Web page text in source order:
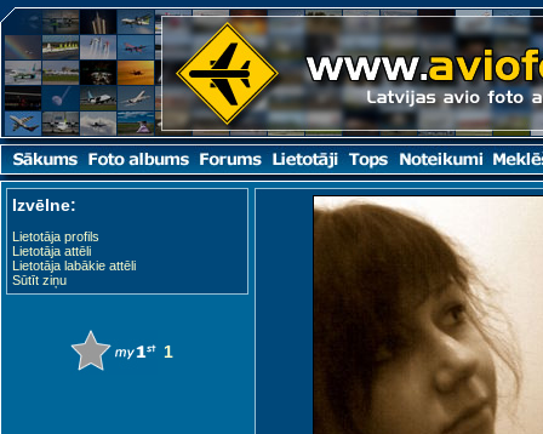
Izvēlne:
Lietotāja profils
Lietotāja attēli
Lietotāja labākie attēli
Sūtīt ziņu
1